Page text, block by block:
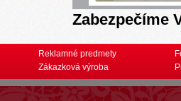
Zabezpečíme
Reklamné predmety
Zákazková výroba